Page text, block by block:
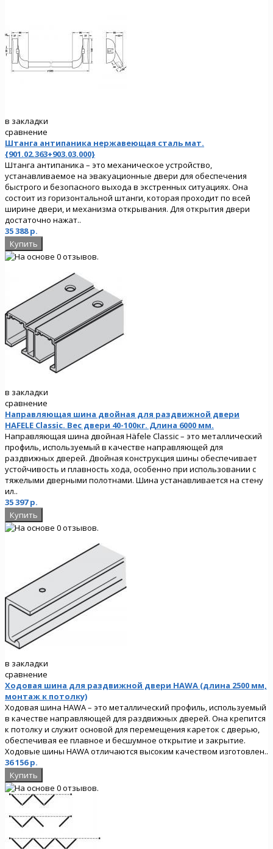
в закладки
сравнение
Штанга антипаника нержавеющая сталь мат.
{901.02.363+903.03.000}
Штанга антипаника – это механическое устройство,
устанавливаемое на эвакуационные двери для обеспечения
быстрого и безопасного выхода в экстренных ситуациях. Она
состоит из горизонтальной штанги, которая проходит по всей
ширине двери, и механизма открывания. Для открытия двери
достаточно нажат..
35 388 р.
в закладки
сравнение
Направляющая шина двойная для раздвижной двери
HAFELE Classic. Вес двери 40-100кг. Длина 6000 мм.
Направляющая шина двойная Häfele Classic – это металлический
профиль, используемый в качестве направляющей для
раздвижных дверей. Двойная конструкция шины обеспечивает
устойчивость и плавность хода, особенно при использовании с
тяжелыми дверными полотнами. Шина устанавливается на стену
ил..
35 397 р.
в закладки
сравнение
Ходовая шина для раздвижной двери HAWA (длина 2500 мм,
монтаж к потолку)
Ходовая шина HAWA – это металлический профиль, используемый
в качестве направляющей для раздвижных дверей. Она крепится
к потолку и служит основой для перемещения кареток с дверью,
обеспечивая ее плавное и бесшумное открытие и закрытие.
Ходовые шины HAWA отличаются высоким качеством изготовлен..
36 156 р.